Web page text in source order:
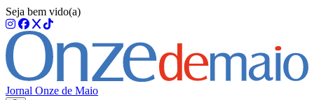
Seja bem vido(a)
Jornal Onze de Maio